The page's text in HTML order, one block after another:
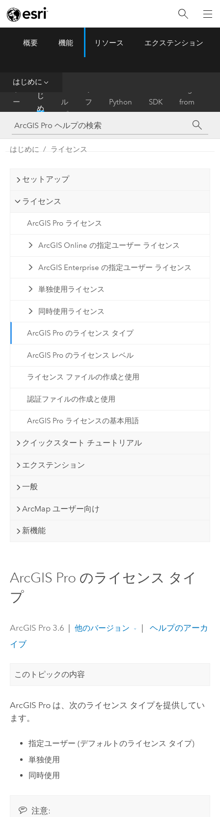
ArcGIS Pro Menu
概要 機能 リソース エクステンション
はじめに
ー
ム
は
じ
め
に
ル
プ
フ
ァ
レ
ン
ス
Python SDK
from
ArcMap
はじめに ライセンス
セットアップ
ライセンス
ArcGIS Pro ライセンス
ArcGIS Online の指定ユーザー ライセンス
ArcGIS Enterprise の指定ユーザー ライセンス
単独使用ライセンス
同時使用ライセンス
ArcGIS Pro のライセンス タイプ
ArcGIS Pro のライセンス レベル
ライセンス ファイルの作成と使用
認証ファイルの作成と使用
ArcGIS Pro ライセンスの基本用語
クイックスタート チュートリアル
エクステンション
一般
ArcMap ユーザー向け
新機能
ArcGIS Pro のライセンス タイ
プ
ArcGIS Pro 3.6 他のバージョン
ヘルプのアーカ
イブ
このトピックの内容
ArcGIS Proは、次のライセンス タイプを提供してい
ます。
指定ユーザー (デフォルトのライセンス タイプ)
単独使用
同時使用
注意: